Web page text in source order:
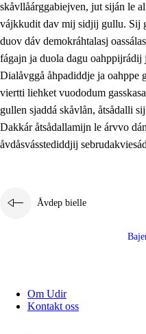
skåvllåárggabiejven, jut siján le
vájkkudit dav mij sidjij gullu. Sij
duov dáv demokráhtalasj
fágajn ja duola dagu oahppijrádij
Dialåvggå åhpadiddje ja oahppe
viertti liehket vuododum
gullen sjaddá skåvlån, åtsådalli
Dakkár åtsådallamijn le árvvo
åvdåsvásstediddjij
Åvdep bielle
Om Udir
Kontakt oss